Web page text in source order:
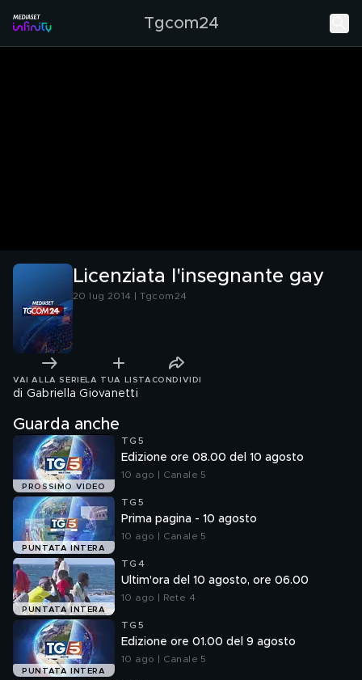
Tgcom24
Licenziata l'insegnante gay
20 lug 2014 | Tgcom24
VAI ALLA SERIE LA TUA LISTA CONDIVIDI
di Gabriella Giovanetti
Guarda anche
PROSSIMO VIDEO
TG5
Edizione ore 08.00 del 10 agosto
10 ago | Canale 5
PUNTATA INTERA
TG5
Prima pagina - 10 agosto
10 ago | Canale 5
PUNTATA INTERA
TG4
Ultim'ora del 10 agosto, ore 06.00
10 ago | Rete 4
PUNTATA INTERA
TG5
Edizione ore 01.00 del 9 agosto
10 ago | Canale 5